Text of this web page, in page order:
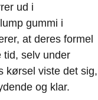
ud i
gummi i
at deres formel
selv under
kørsel viste det sig,
og klar.